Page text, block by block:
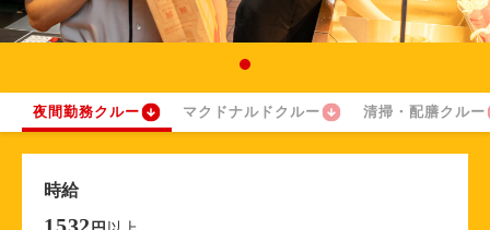
夜間勤務クルー マクドナルドクルー 清掃・配膳クルー
時給
1532